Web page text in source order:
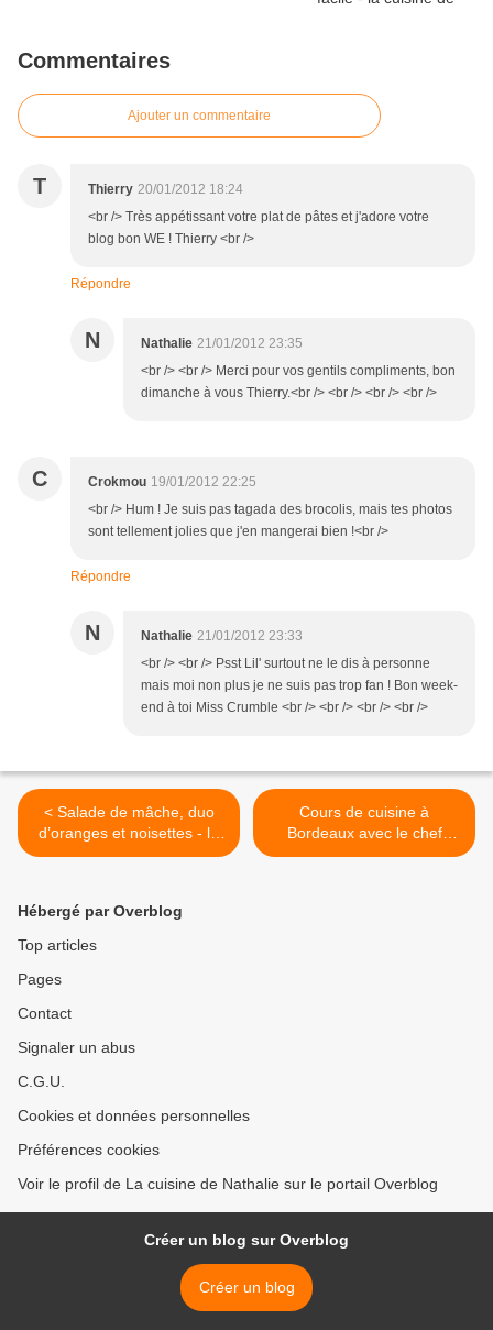
Commentaires
Ajouter un commentaire
T Thierry 20/01/2012 18:24
<br /> Très appétissant votre plat de pâtes et j'adore votre
blog bon WE ! Thierry <br />
Répondre
N Nathalie 21/01/2012 23:35
<br /> <br /> Merci pour vos gentils compliments, bon
dimanche à vous Thierry.<br /> <br /> <br /> <br />
C Crokmou 19/01/2012 22:25
<br /> Hum ! Je suis pas tagada des brocolis, mais tes photos
sont tellement jolies que j'en mangerai bien !<br />
Répondre
N Nathalie 21/01/2012 23:33
<br /> <br /> Psst Lil' surtout ne le dis à personne
mais moi non plus je ne suis pas trop fan ! Bon week-
end à toi Miss Crumble <br /> <br /> <br /> <br />
< Salade de mâche, duo
d’oranges et noisettes - la
cuisine de Nathalie
Cours de cuisine à
Bordeaux avec le chef
Frédéric Coiffé >
Hébergé par Overblog
Top articles
Pages
Contact
Signaler un abus
C.G.U.
Cookies et données personnelles
Préférences cookies
Voir le profil de La cuisine de Nathalie sur le portail Overblog
Créer un blog sur Overblog
Créer un blog